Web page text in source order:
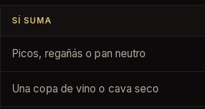
SÍ SUMA
Picos, regañás o pan neutro
Una copa de vino o cava seco